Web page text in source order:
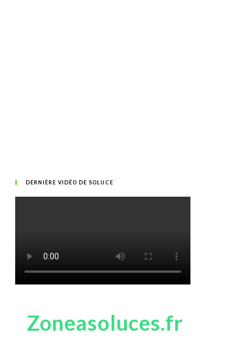
DERNIÈRE VIDÉO DE SOLUCE
Zoneasoluces.fr